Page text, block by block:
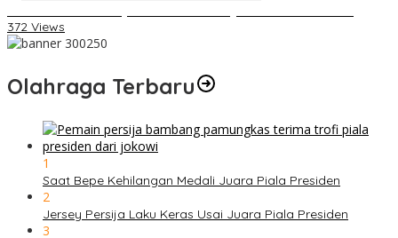
372 Views
Olahraga Terbaru
1
Saat Bepe Kehilangan Medali Juara Piala Presiden
2
Jersey Persija Laku Keras Usai Juara Piala Presiden
3